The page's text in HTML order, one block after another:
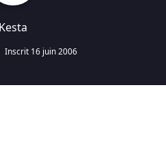
Kesta
Inscrit 16 juin 2006